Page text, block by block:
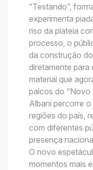
“Testando”,
experimenta
riso da plateia
processo, o
da construção
diretamente
material que
palcos do “Novo
Albani percorre
regiões do país,
com diferentes
presença
O novo
momentos mais